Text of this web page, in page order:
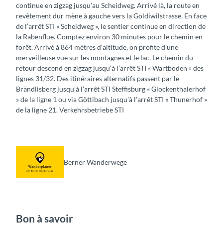
continue en zigzag jusqu’au Scheidweg. Arrivé là, la route en
revêtement dur mène à gauche vers la Goldiwilstrasse. En face
de l’arrêt STI « Scheidweg », le sentier continue en direction de
la Rabenflue. Comptez environ 30 minutes pour le chemin en
forêt. Arrivé à 864 mètres d’altitude, on profite d’une
merveilleuse vue sur les montagnes et le lac. Le chemin du
retour descend en zigzag jusqu’à l’arrêt STI « Wartboden » des
lignes 31/32. Des itinéraires alternatifs passent par le
Brändlisberg jusqu’à l’arrêt STI Steffisburg « Glockenthalerhof
» de la ligne 1 ou via Göttibach jusqu’à l’arrêt STI « Thunerhof »
de la ligne 21. Verkehrsbetriebe STI
Berner Wanderwege
Bon à savoir